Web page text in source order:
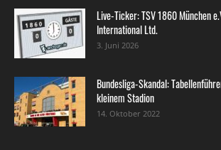
Live-Ticker: TSV 1860 München
International Ltd.
3. Juni 2026
Bundesliga-Skandal:
kleinem Stadion
14. Oktober 2022